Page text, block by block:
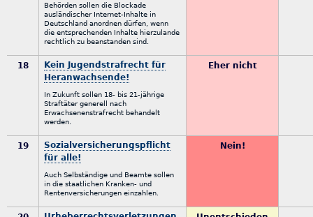
Behörden sollen die Blockade
ausländischer Internet-Inhalte in
Deutschland anordnen dürfen, wenn
die entsprechenden Inhalte hierzulande
rechtlich zu beanstanden sind.
18
Kein Jugendstrafrecht für
Heranwachsende!
In Zukunft sollen 18- bis 21-jährige
Straftäter generell nach
Erwachsenenstrafrecht behandelt
werden.
Eher nicht
19
Sozialversicherungspflicht
für alle!
Auch Selbständige und Beamte sollen
in die staatlichen Kranken- und
Rentenversicherungen einzahlen.
Nein!